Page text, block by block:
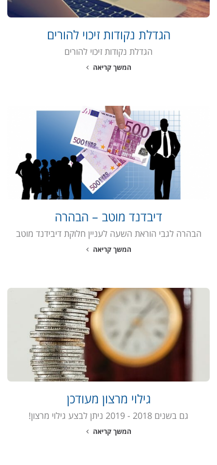
הגדלת נקודות זיכוי להורים
הגדלת נקודות זיכוי להורים
המשך קריאה
דיבדנד מוטב – הבהרה
הבהרה לגבי הוראת השעה לעניין חלוקת דיבידנד מוטב
המשך קריאה
גילוי מרצון מעודכן
גם בשנים 2018 - 2019 ניתן לבצע גילוי מרצון!
המשך קריאה